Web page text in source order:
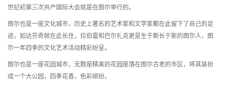
世纪初第三次共产国际大会就是在图尔举行的。
图尔也是一座文化城市，历史上著名的艺术家和文学家都在此留下了自己的足
迹，如达芬奇就在此长住，拉伯雷和巴尔扎克更是生于斯长于斯的图尔人，图
尔一年四季的文化艺术活动精彩纷呈。
图尔也是一座花园城市，无数座精美的花园座落在图尔古老的市区，将其装扮
成一个大公园，四季花香，色彩缤纷。